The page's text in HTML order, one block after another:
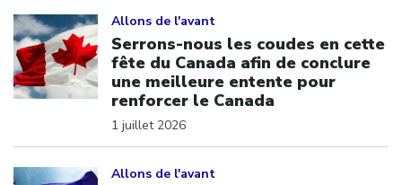
Allons de l'avant
Serrons-nous les coudes en cette
fête du Canada afin de conclure
une meilleure entente pour
renforcer le Canada
1 juillet 2026
Allons de l'avant